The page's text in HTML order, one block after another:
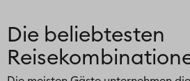
Besuch einer Fischfarm in
Die beliebtesten